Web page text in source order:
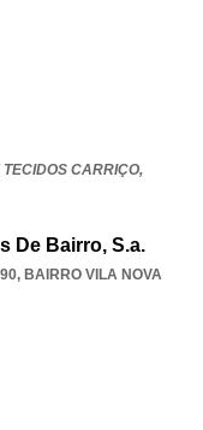
CARRIÇO,
De Bairro, S.a.
, BAIRRO VILA NOVA